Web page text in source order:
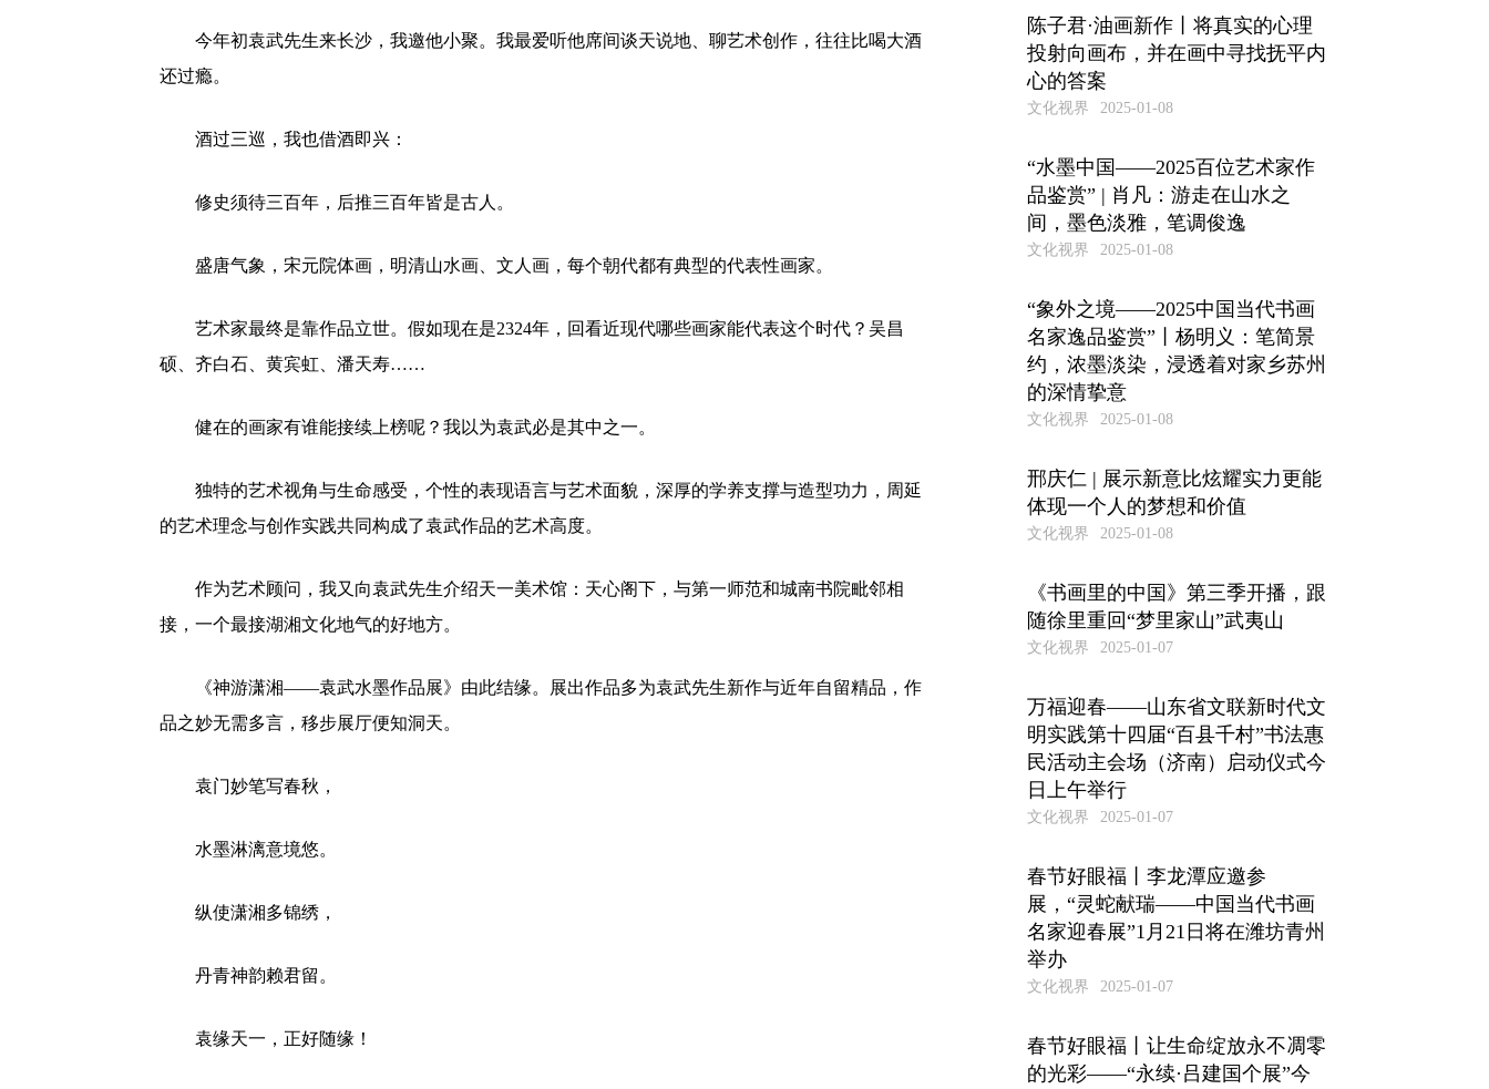
今年初袁武先生来长沙，我邀他小聚。我最爱听他席间谈天说地、聊艺术创作，往往比喝大酒
还过瘾。
酒过三巡，我也借酒即兴：
修史须待三百年，后推三百年皆是古人。
盛唐气象，宋元院体画，明清山水画、文人画，每个朝代都有典型的代表性画家。
艺术家最终是靠作品立世。假如现在是2324年，回看近现代哪些画家能代表这个时代？吴昌
硕、齐白石、黄宾虹、潘天寿……
健在的画家有谁能接续上榜呢？我以为袁武必是其中之一。
独特的艺术视角与生命感受，个性的表现语言与艺术面貌，深厚的学养支撑与造型功力，周延
的艺术理念与创作实践共同构成了袁武作品的艺术高度。
作为艺术顾问，我又向袁武先生介绍天一美术馆：天心阁下，与第一师范和城南书院毗邻相
接，一个最接湖湘文化地气的好地方。
《神游潇湘——袁武水墨作品展》由此结缘。展出作品多为袁武先生新作与近年自留精品，作
品之妙无需多言，移步展厅便知洞天。
袁门妙笔写春秋，
水墨淋漓意境悠。
纵使潇湘多锦绣，
丹青神韵赖君留。
袁缘天一，正好随缘！
陈子君·油画新作丨将真实的心理
投射向画布，并在画中寻找抚平内
心的答案
文化视界 2025-01-08
“水墨中国——2025百位艺术家作
品鉴赏” | 肖凡：游走在山水之
间，墨色淡雅，笔调俊逸
文化视界 2025-01-08
“象外之境——2025中国当代书画
名家逸品鉴赏”丨杨明义：笔简景
约，浓墨淡染，浸透着对家乡苏州
的深情挚意
文化视界 2025-01-08
邢庆仁 | 展示新意比炫耀实力更能
体现一个人的梦想和价值
文化视界 2025-01-08
《书画里的中国》第三季开播，跟
随徐里重回“梦里家山”武夷山
文化视界 2025-01-07
万福迎春——山东省文联新时代文
明实践第十四届“百县千村”书法惠
民活动主会场（济南）启动仪式今
日上午举行
文化视界 2025-01-07
春节好眼福丨李龙潭应邀参
展，“灵蛇献瑞——中国当代书画
名家迎春展”1月21日将在潍坊青州
举办
文化视界 2025-01-07
春节好眼福丨让生命绽放永不凋零
的光彩——“永续·吕建国个展”今